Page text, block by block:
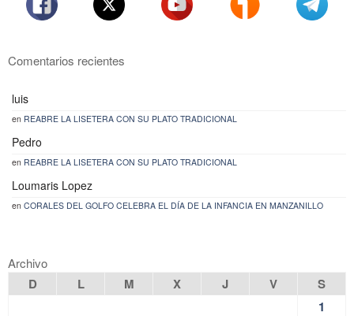
Comentarios recientes
luis
en REABRE LA LISETERA CON SU PLATO TRADICIONAL
Pedro
en REABRE LA LISETERA CON SU PLATO TRADICIONAL
Loumaris Lopez
en CORALES DEL GOLFO CELEBRA EL DÍA DE LA INFANCIA EN MANZANILLO
Archivo
D L M X J V
S
1